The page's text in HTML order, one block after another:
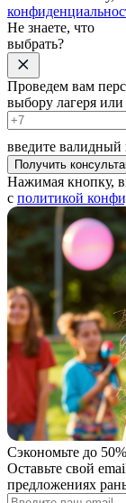
Не знаете, что
выбрать?
Проведем вам
выбору лагеря
введите валидный
Получить
Нажимая кнопку,
с политикой
Сэкономьте до
Оставьте свой
предложениях